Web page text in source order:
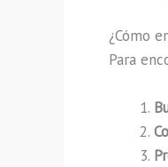
¿Cómo
Para